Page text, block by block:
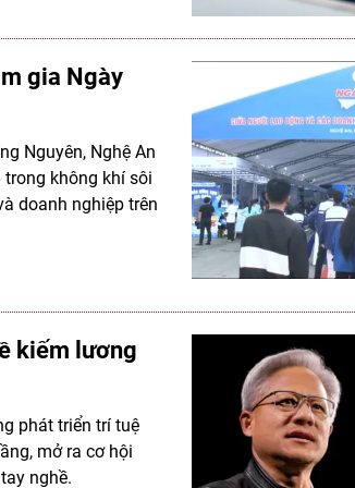
gia Ngày
Nguyên, Nghệ An
không khí sôi
doanh nghiệp trên
kiếm lương
phát triển trí tuệ
mở ra cơ hội
nghề.